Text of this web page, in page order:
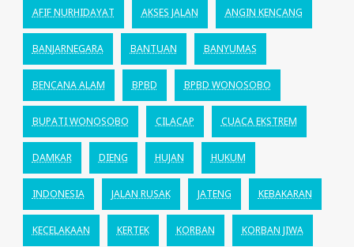
AFIF NURHIDAYAT AKSES JALAN ANGIN KENCANG
BANJARNEGARA BANTUAN BANYUMAS
BENCANA ALAM BPBD BPBD WONOSOBO
BUPATI WONOSOBO CILACAP CUACA EKSTREM
DAMKAR DIENG HUJAN HUKUM
INDONESIA JALAN RUSAK JATENG KEBAKARAN
KECELAKAAN KERTEK KORBAN KORBAN JIWA